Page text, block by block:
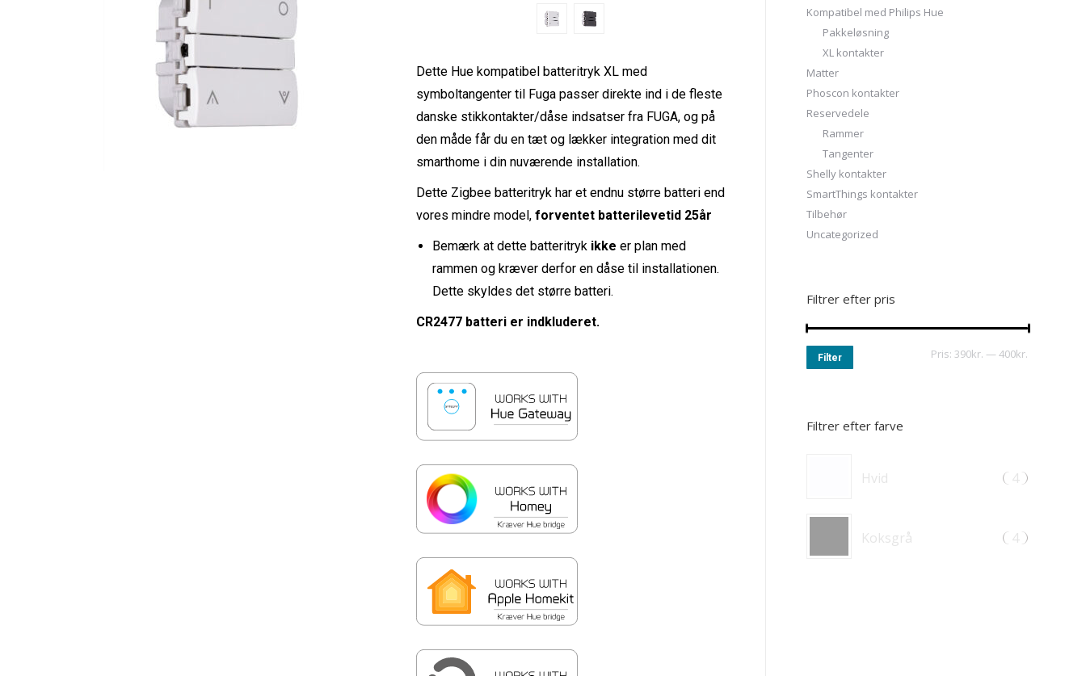
Dette Hue kompatibel batteritryk XL med
symboltangenter til Fuga passer direkte ind i de fleste
danske stikkontakter/dåse indsatser fra FUGA, og på
den måde får du en tæt og lækker integration med dit
smarthome i din nuværende installation.
Dette Zigbee batteritryk har et endnu større batteri end
vores mindre model, forventet batterilevetid 25år
Bemærk at dette batteritryk ikke er plan med
rammen og kræver derfor en dåse til installationen.
Dette skyldes det større batteri.
CR2477 batteri er indkluderet.
Kompatibel med Philips Hue
Pakkeløsning
XL kontakter
Matter
Phoscon kontakter
Reservedele
Rammer
Tangenter
Shelly kontakter
SmartThings kontakter
Tilbehør
Uncategorized
Filtrer efter pris
Filter Pris: 390kr. —400kr.
Filtrer efter farve
Hvid 4
Koksgrå 4